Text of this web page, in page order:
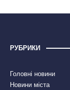
РУБРИКИ
Головні новини
Новини міста